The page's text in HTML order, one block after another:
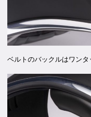
ベルトのバックルはワン